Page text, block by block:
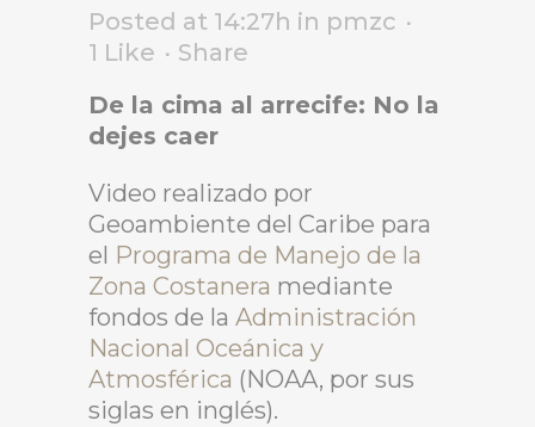
Posted at 14:27h in pmzc
1 Like
Share
De la cima al arrecife: No la
dejes caer
Video realizado por
Geoambiente del Caribe para
el Programa de Manejo de la
Zona Costanera mediante
fondos de la Administración
Nacional Oceánica y
Atmosférica (NOAA, por sus
siglas en inglés).